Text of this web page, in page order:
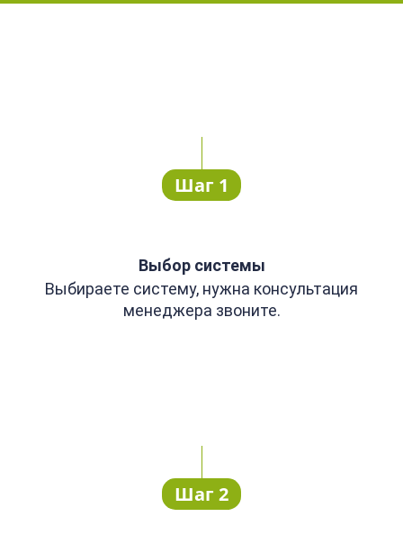
Шаг 1
Выбор системы
Выбираете систему, нужна консультация
менеджера звоните.
Шаг 2